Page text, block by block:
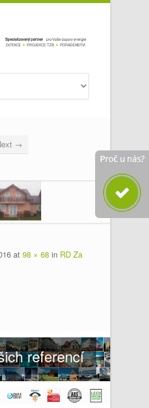
→
at 98 × 68 in RD Za
referencí